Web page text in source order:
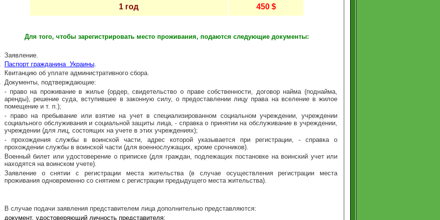
1 год 450 $
Для того, чтобы зарегистрировать место проживания, подаются следующие документы:
Заявление.
Паспорт гражданина Украины.
Квитанцию ​​об уплате административного сбора.
Документы, подтверждающие:
- право на проживание в жилье (ордер, свидетельство о праве собственности, договор найма (поднайма,
аренды), решение суда, вступившее в законную силу, о предоставлении лицу права на вселение в жилое
помещение и т. п.);
- право на пребывание или взятие на учет в специализированном социальном учреждении, учреждении
социального обслуживания и социальной защиты лица, - справка о принятии на обслуживание в учреждении,
учреждении (для лиц, состоящих на учете в этих учреждениях);
- прохождения службы в воинской части, адрес которой указывается при регистрации, - справка о
прохождении службы в воинской части (для военнослужащих, кроме срочников).
. Военный билет или удостоверение о приписке (для граждан, подлежащих постановке на воинский учет или
находятся на воинском учете).
. Заявление о снятии с регистрации места жительства (в случае осуществления регистрации места
проживания одновременно со снятием с регистрации предыдущего места жительства).
В случае подачи заявления представителем лица дополнительно представляются:
документ, удостоверяющий личность представителя;